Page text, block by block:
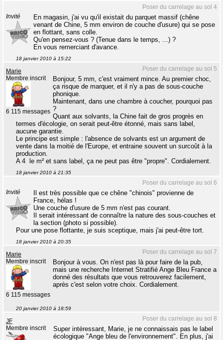
Poser du carrelage au sol 4
Invité
En magasin, j'ai vu qu'il existait du parquet massif (chêne
venant de Chine, 5 mm environ de couche d'usure) qui se pose
en flottant, sans colle.
Qu'en pensez-vous ? (Tenue dans le temps, ...) ?
En vous remerciant d'avance.
18 janvier 2010 à 15:22
Poser du carrelage au sol 5
Marie
Membre inscrit
6 115 messages
Bonjour, 5 mm, c'est vraiment mince. Au premier choc,
ça risque de marquer, et il n'y a pas de sous-couche
phonique.
Maintenant, dans une chambre à coucher, pourquoi pas
?
Quant aux solvants, la Chine fait de gros progrès en
termes d'écologie, on serait peut-être étonné, mais sans label,
aucune garantie.
Le principe est simple : l'absence de solvants est un argument de
vente dans la moitié de l'Europe, et entraine souvent un surcoût à la
production.
A 4  le m² et sans label, ça ne peut pas être "propre". Cordialement.
18 janvier 2010 à 21:35
Poser du carrelage au sol 6
Invité
Il est très possible que ce chêne "chinois" provienne de
France, hélas !
Une couche d'usure de 5 mm n'est pas courant.
Il serait intéressant de connaître la nature des sous-couches et
la section (photo si possible).
Pour une pose flottante, je suis sceptique, mais j'ai peut-être tort.
18 janvier 2010 à 20:35
Poser du carrelage au sol 7
Marie
Membre inscrit
6 115 messages
Bonjour à vous. On n'est pas là pour faire de la pub,
mais une recherche Internet Stratifié Ange Bleu France a
donné des résultats que vous retrouverez facilement,
après c'est selon votre choix. Cordialement.
20 janvier 2010 à 18:59
Poser du carrelage au sol 8
JF
Membre inscrit
Super intéressant, Marie, je ne connaissais pas le label
écologique "Ange bleu de l'environnement". En plus, j'ai